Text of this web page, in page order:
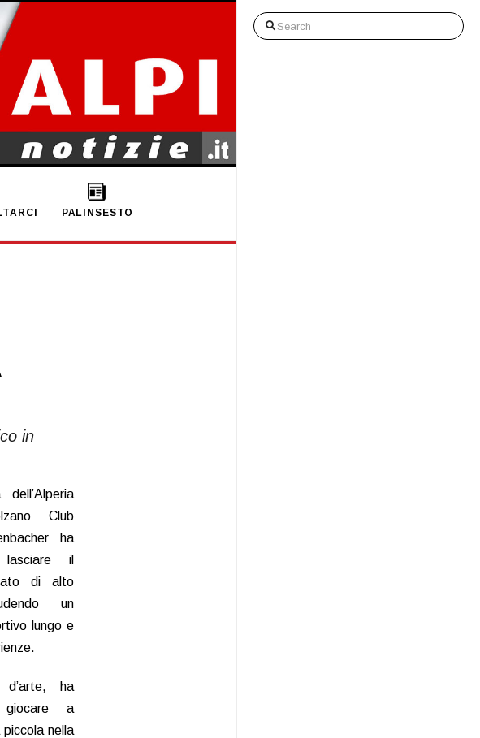
PALINSESTO
in
Club
ha
il
di alto
un
lungo e
d’arte, ha
a
nella
Search